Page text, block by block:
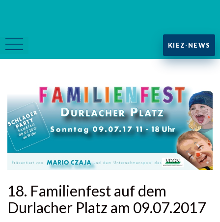
KIEZ-NEWS
18. Familienfest auf dem
Durlacher Platz am 09.07.2017